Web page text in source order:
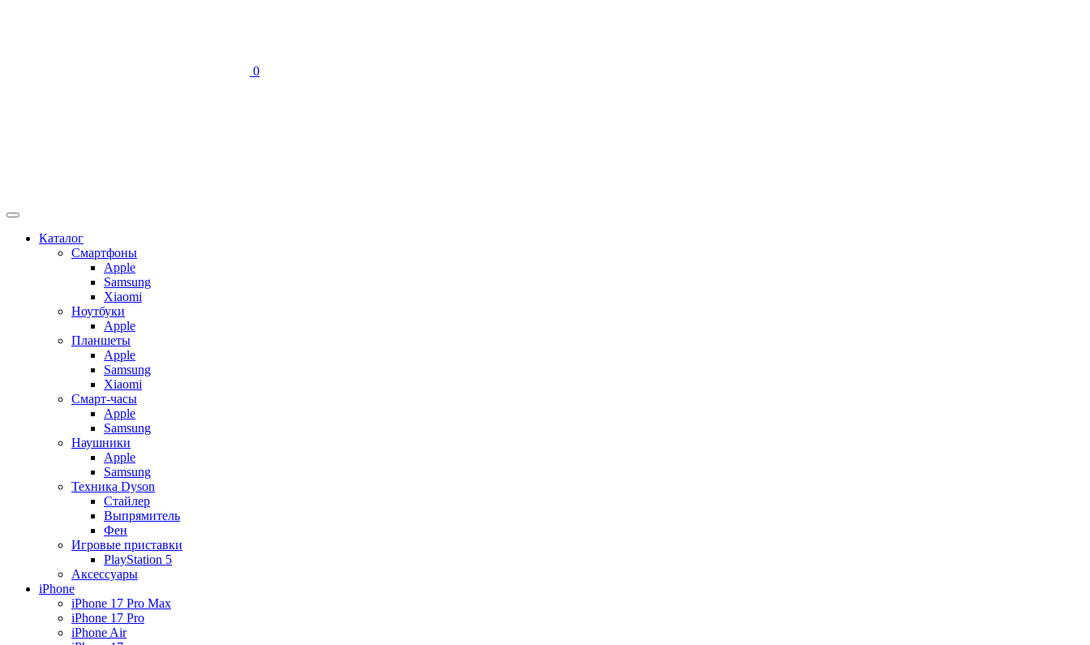
0
Каталог
Смартфоны
Apple
Samsung
Xiaomi
Ноутбуки
Apple
Планшеты
Apple
Samsung
Xiaomi
Смарт-часы
Apple
Samsung
Наушники
Apple
Samsung
Техника Dyson
Стайлер
Выпрямитель
Фен
Игровые приставки
PlayStation 5
Аксессуары
iPhone
iPhone 17 Pro Max
iPhone 17 Pro
iPhone Air